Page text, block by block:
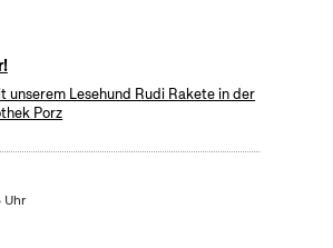
unserem Lesehund Rudi Rakete in der
Porz
Uhr